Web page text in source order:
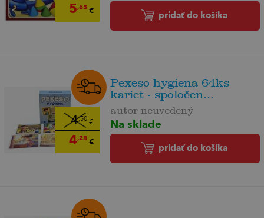
5,65€ pridať do košíka
4,50€
4,28€
Pexeso hygiena 64ks
kariet - spoločen...
autor neuvedený
Na sklade
pridať do košíka